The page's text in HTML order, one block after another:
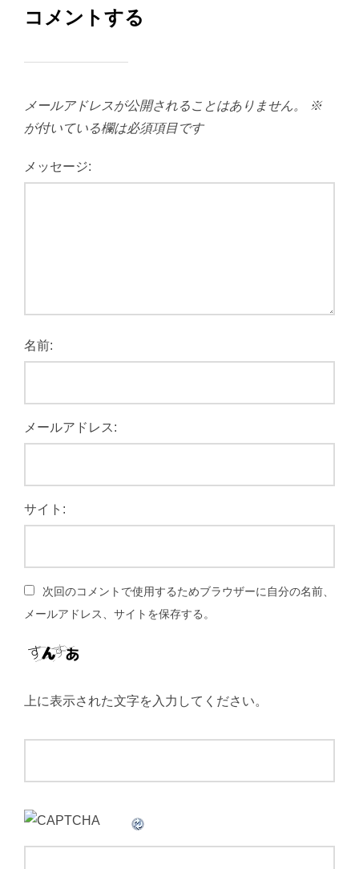
コメントする
メールアドレスが公開されることはありません。
※
が付いている欄は必須項目です
メッセージ:
名前:
メールアドレス:
サイト:
次回のコメントで使用するためブラウザーに自分の名前、
メールアドレス、サイトを保存する。
上に表示された文字を入力してください。